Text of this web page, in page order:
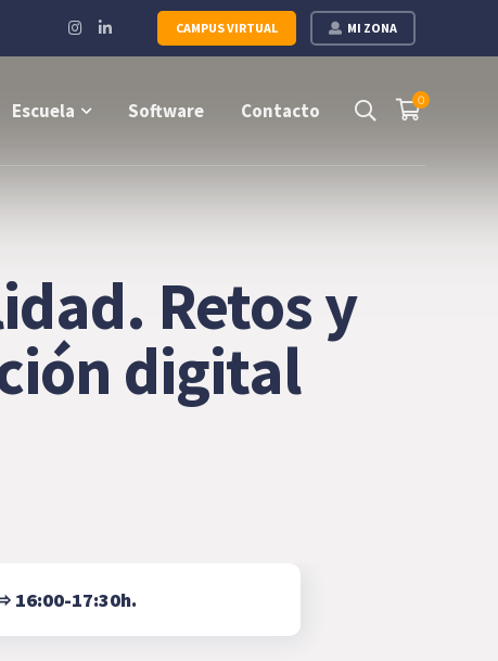
MI ZONA
CAMPUS VIRTUAL
Instagram
Profile
LinkedIn
Profile
0
Escuela Software Contacto
Retos y
digital
16:00-17:30h.